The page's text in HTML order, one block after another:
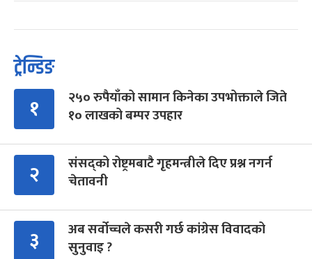
ट्रेन्डिङ
१
२५० रुपैयाँको सामान किनेका उपभोक्ताले जिते
१० लाखको बम्पर उपहार
२
संसद्को रोष्ट्रमबाटै गृहमन्त्रीले दिए प्रश्न नगर्न
चेतावनी
३
अब सर्वोच्चले कसरी गर्छ कांग्रेस विवादको
सुनुवाइ ?